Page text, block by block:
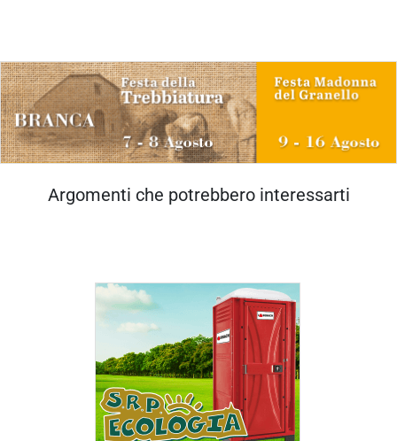
Argomenti che potrebbero interessarti